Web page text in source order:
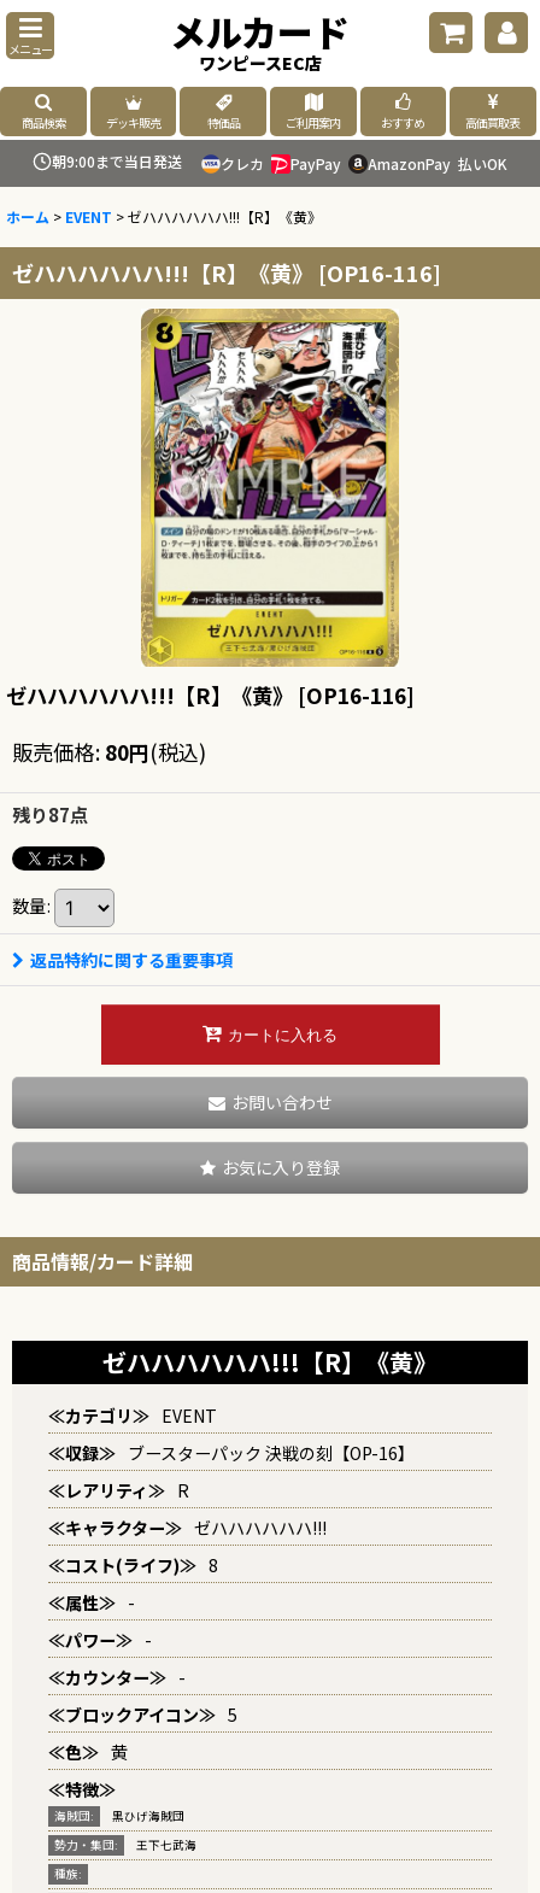
メニュー メルカード
ワンピースEC店
商品検索 デッキ販売 特価品 ご利用案内 おすすめ 高価買取表
朝9:00まで当日発送 クレカ PayPay AmazonPay 払いOK
ホーム > EVENT >ゼハハハハハハ!!!【R】《黄》
ゼハハハハハハ!!!【R】《黄》 [OP16-116]
ゼハハハハハハ!!!【R】《黄》 [OP16-116]
販売価格: 80円(税込)
残り87点
数量:
返品特約に関する重要事項
カートに入れる
お問い合わせ
お気に入り登録
商品情報/カード詳細
ゼハハハハハハ!!!【R】《黄》
≪カテゴリ≫ EVENT
≪収録≫ ブースターパック 決戦の刻【OP-16】
≪レアリティ≫ R
≪キャラクター≫ ゼハハハハハハ!!!
≪コスト(ライフ)≫ 8
≪属性≫ -
≪パワー≫ -
≪カウンター≫ -
≪ブロックアイコン≫ 5
≪色≫ 黄
≪特徴≫
海賊団:
黒ひげ海賊団
勢力・集団:
王下七武海
種族: